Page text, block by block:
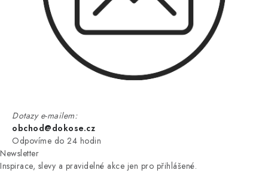
Dotazy e-mailem:
obchod@dokose.cz
Odpovíme do 24 hodin
Newsletter
Inspirace, slevy a pravidelné akce jen pro přihlášené.